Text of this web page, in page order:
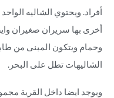
أفراد. ويحتوي الشاليه
أخرى بها سريران صغيران
وحمام ويتكون المبنى من
الشاليهات تطل على البحر.
ويوجد ايضا داخل القرية